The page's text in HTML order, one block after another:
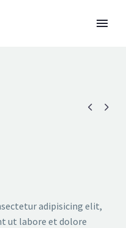
 
adipisicing elit,
ut labore et dolore